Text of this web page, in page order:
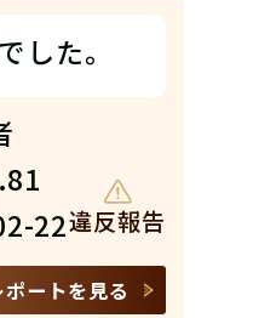
した。
22違反報告
ートを見る